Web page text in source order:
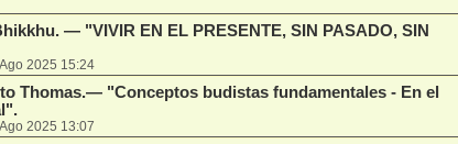
— "VIVIR EN EL PRESENTE, SIN PASADO, SIN
2025 15:24
Thomas.— "Conceptos budistas fundamentales - En el
2025 13:07